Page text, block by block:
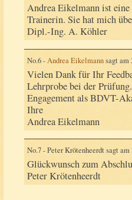
Andrea Eikelmann ist
Trainerin. Sie hat mich
Dipl.-Ing. A. Köhler
No.6 -Andrea Eikelmannsagt am
Vielen Dank für Ihr
Lehrprobe bei der
Engagement als BDVT-
Ihre
Andrea Eikelmann
No.7 - Peter Krötenheerdt sagt am
Glückwunsch zum
Peter Krötenheerdt